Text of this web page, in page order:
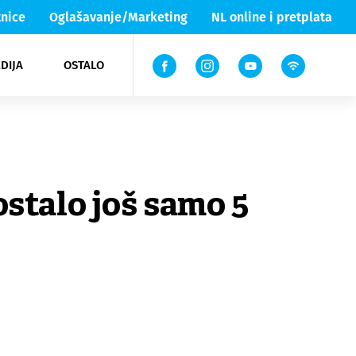
Oglašavanje/Marketing NL online i pretplata
OSTALO
Lika & Senj
TV
još samo 5